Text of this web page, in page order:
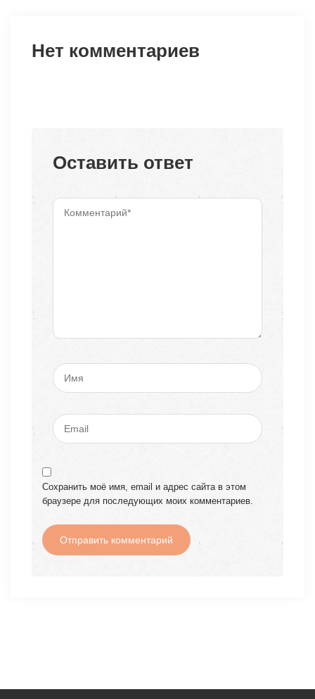
Нет комментариев
Оставить ответ
Сохранить моё имя, email и адрес сайта в этом
браузере для последующих моих комментариев.